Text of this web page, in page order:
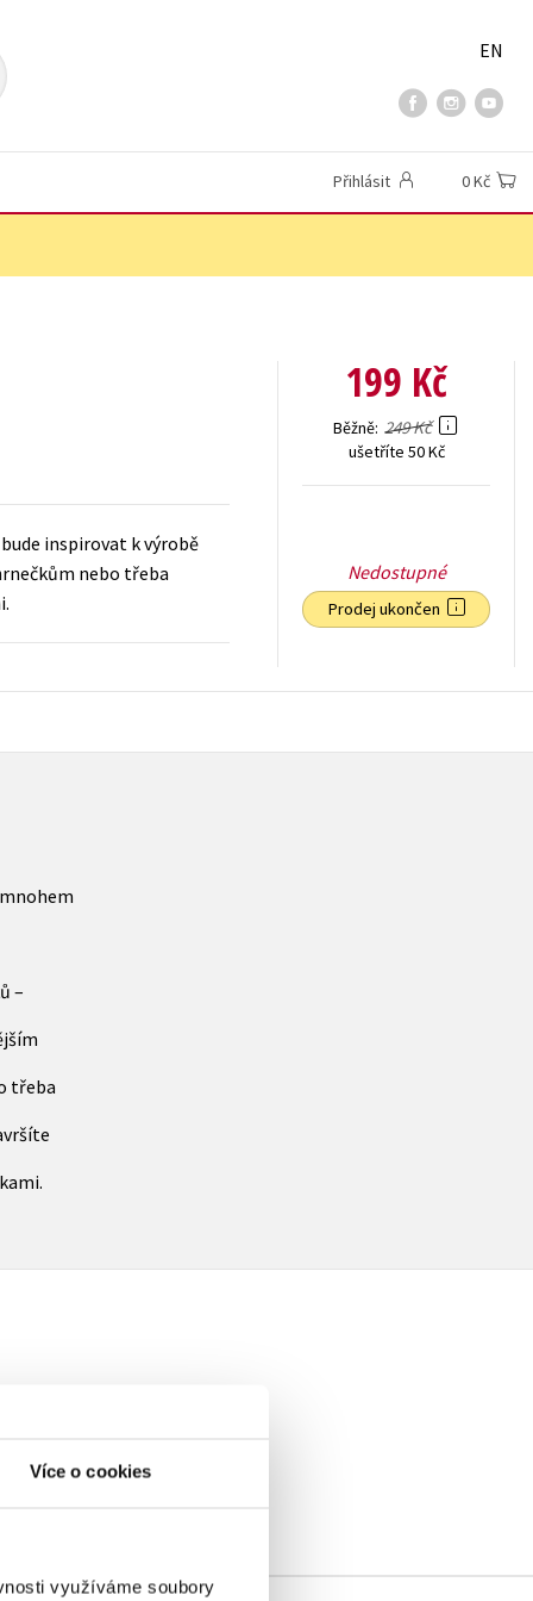
Více o cookies
využíváme soubory
EN
Přihlásit 0 Kč
inspirovat k výrobě
nebo třeba
199 Kč
Běžně 249 Kč
ušetříte 50 Kč
Nedostupné
Prodej ukončen
–
třeba